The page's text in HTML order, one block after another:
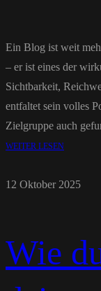
Ein Blog ist weit
– er ist eines der
Sichtbarkeit,
entfaltet sein volles
Zielgruppe auch
WEITER LESEN
12 Oktober 2025
Wie